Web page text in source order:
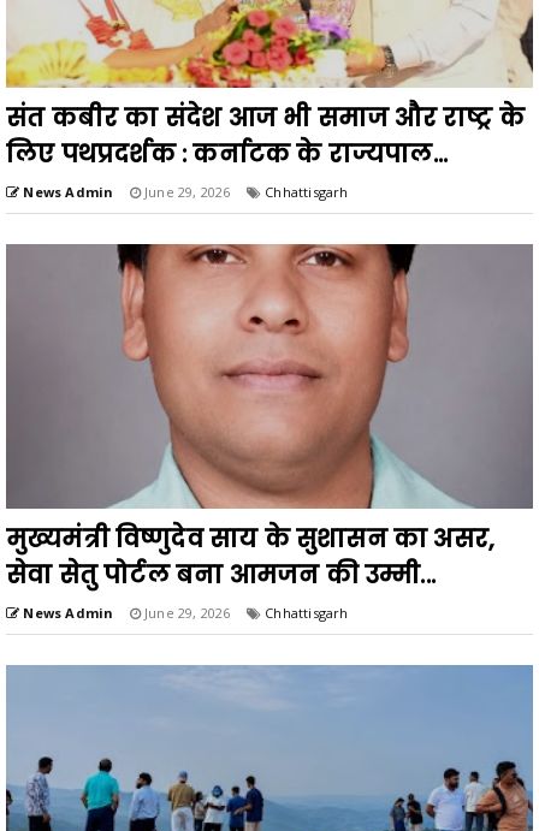
संत कबीर का संदेश आज भी समाज और राष्ट्र के
लिए पथप्रदर्शक : कर्नाटक के राज्यपाल...
News Admin June 29, 2026 Chhattisgarh
मुख्यमंत्री विष्णुदेव साय के सुशासन का असर,
सेवा सेतु पोर्टल बना आमजन की उम्मी...
News Admin June 29, 2026 Chhattisgarh